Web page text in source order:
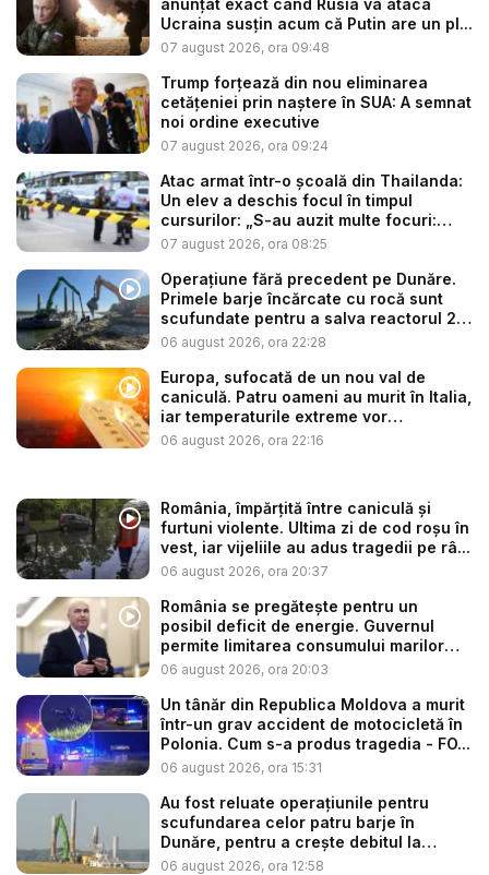
Ucraina susțin acum că Putin are un pl...
07 august 2026, ora 09:48
Trump forțează din nou eliminarea
cetățeniei prin naștere în SUA: A semnat
noi ordine executive
07 august 2026, ora 09:24
Atac armat într-o școală din Thailanda:
Un elev a deschis focul în timpul
cursurilor: „S-au auzit multe focuri:
ba...
07 august 2026, ora 08:25
Operațiune fără precedent pe Dunăre.
Primele barje încărcate cu rocă sunt
scufundate pentru a salva reactorul 2
...
06 august 2026, ora 22:28
Europa, sufocată de un nou val de
caniculă. Patru oameni au murit în Italia,
iar temperaturile extreme vor
continua...
06 august 2026, ora 22:16
România, împărțită între caniculă și
furtuni violente. Ultima zi de cod roșu în
vest, iar vijeliile au adus tragedii pe râ...
06 august 2026, ora 20:37
România se pregătește pentru un
posibil deficit de energie. Guvernul
permite limitarea consumului marilor
co...
06 august 2026, ora 20:03
Un tânăr din Republica Moldova a murit
într-un grav accident de motocicletă în
Polonia. Cum s-a produs tragedia - FO...
06 august 2026, ora 15:31
Au fost reluate operațiunile pentru
scufundarea celor patru barje în
Dunăre, pentru a crește debitul la
cent...
06 august 2026, ora 12:58